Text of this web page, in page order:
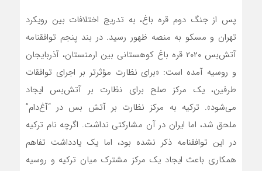
پس از جنگ دوم قره باغ، به تدریج اختلافات بین رویکرد
تهران و مسکو به منصه ظهور رسید. در بند پنجم توافقنامه
آتش‌بس ۲۰۲۰ قره باغ کوهستانی بین ارمنستان، آذربایجان
و روسیه آمده است: «برای نظارت مؤثرتر بر اجرای توافقات
طرفین، یک مرکز صلح‌ برای نظارت بر آتش‌بس ایجاد
می‌شود». ترکیه به مرکز نظارت بر آتش بس در “آغ‌دام”
ملحق شد، اما ایران در آن مشارکتی نداشت. اگرچه نام ترکیه
در این توافقنامه ذکر نشده بود، اما یک یادداشت تفاهم
همکاری باعث ایجاد یک مرکز مشترک میان ترکیه و روسیه